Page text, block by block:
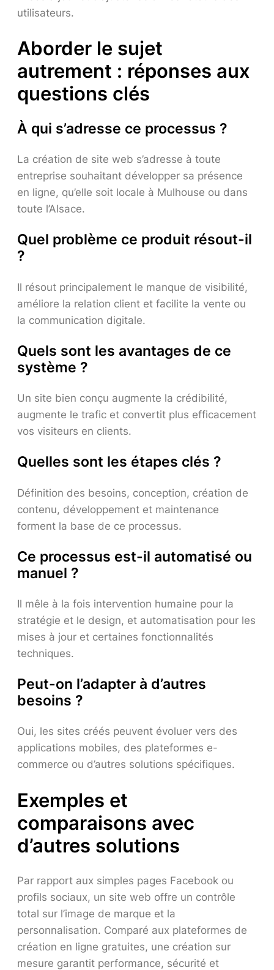
utilisateurs.
Aborder le sujet
autrement : réponses aux
questions clés
À qui s’adresse ce processus ?
La création de site web s’adresse à toute
entreprise souhaitant développer sa présence
en ligne, qu’elle soit locale à Mulhouse ou dans
toute l’Alsace.
Quel problème ce produit résout-il
?
Il résout principalement le manque de visibilité,
améliore la relation client et facilite la vente ou
la communication digitale.
Quels sont les avantages de ce
système ?
Un site bien conçu augmente la crédibilité,
augmente le trafic et convertit plus efficacement
vos visiteurs en clients.
Quelles sont les étapes clés ?
Définition des besoins, conception, création de
contenu, développement et maintenance
forment la base de ce processus.
Ce processus est-il automatisé ou
manuel ?
Il mêle à la fois intervention humaine pour la
stratégie et le design, et automatisation pour les
mises à jour et certaines fonctionnalités
techniques.
Peut-on l’adapter à d’autres
besoins ?
Oui, les sites créés peuvent évoluer vers des
applications mobiles, des plateformes e-
commerce ou d’autres solutions spécifiques.
Exemples et
comparaisons avec
d’autres solutions
Par rapport aux simples pages Facebook ou
profils sociaux, un site web offre un contrôle
total sur l’image de marque et la
personnalisation. Comparé aux plateformes de
création en ligne gratuites, une création sur
mesure garantit performance, sécurité et